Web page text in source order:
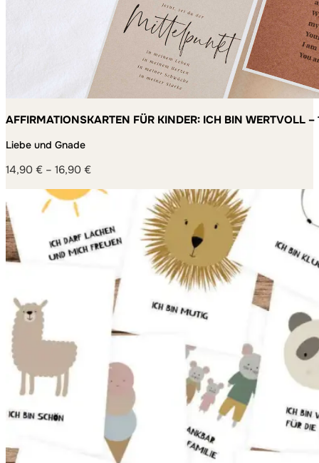
AFFIRMATIONSKARTEN FÜR KINDER: ICH BIN WERTVOLL
Liebe und Gnade
14,90 € – 16,90 €
14,90 €
16,90 €